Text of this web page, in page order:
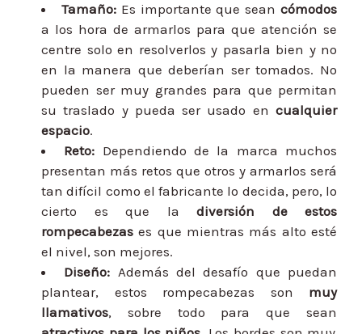
Tamaño: Es importante que seancómodos
a los hora de armarlos para que atención se
centre solo en resolverlos y pasarla bien y no
en la manera que deberían ser tomados. No
pueden ser muy grandes para que permitan
su traslado y pueda ser usado en cualquier
espacio.
Reto: Dependiendo de la marca muchos
presentan más retos que otros y armarlos será
tan difícil como el fabricante lo decida, pero, lo
cierto es que la diversión de estos
rompecabezas es que mientras más alto esté
el nivel, son mejores.
Diseño: Además del desafío que puedan
plantear, estos rompecabezas son muy
llamativos, sobre todo para que sean